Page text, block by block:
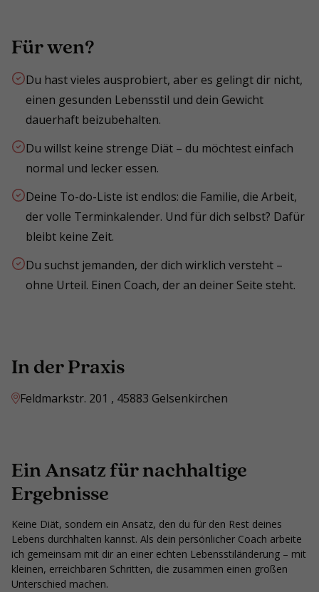
Für wen?
Du hast vieles ausprobiert, aber es gelingt dir nicht,
einen gesunden Lebensstil und dein Gewicht
dauerhaft beizubehalten.
Du willst keine strenge Diät – du möchtest einfach
normal und lecker essen.
Deine To-do-Liste ist endlos: die Familie, die Arbeit,
der volle Terminkalender. Und für dich selbst? Dafür
bleibt keine Zeit.
Du suchst jemanden, der dich wirklich versteht –
ohne Urteil. Einen Coach, der an deiner Seite steht.
In der Praxis
Feldmarkstr. 201 , 45883 Gelsenkirchen
Ein Ansatz für nachhaltige
Ergebnisse
Keine Diät, sondern ein Ansatz, den du für den Rest deines
Lebens durchhalten kannst. Als dein persönlicher Coach arbeite
ich gemeinsam mit dir an einer echten Lebensstiländerung – mit
kleinen, erreichbaren Schritten, die zusammen einen großen
Unterschied machen.